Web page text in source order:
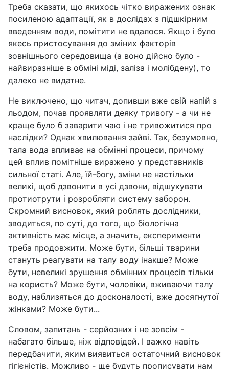
Треба сказати, що якихось чітко виражених ознак
посиленою адаптації, як в дослідах з підшкірним
введенням води, помітити не вдалося. Якщо і було
якесь пристосування до зміних факторів
зовнішнього середовища (а воно дійсно було -
найвиразніше в обміні міді, заліза і молібдену), то
далеко не видатне.
Не виключено, що читач, допивши вже свій напій з
льодом, почав проявляти деяку тривогу - а чи не
краще було б заварити чаю і не тривожитися про
наслідки? Однак хвилювання зайві. Так, безумовно,
тала вода впливає на обмінні процеси, причому
цей вплив помітніше виражено у представників
сильної статі. Але, їй-богу, зміни не настільки
великі, щоб дзвонити в усі дзвони, відшукувати
протиотрути і розробляти систему заборон.
Скромний висновок, який роблять дослідники,
зводиться, по суті, до того, що біологічна
активність має місце, а значить, експерименти
треба продовжити. Може бути, більші тварини
стануть реагувати на талу воду інакше? Може
бути, невеликі зрушення обмінних процесів тільки
на користь? Може бути, чоловіки, вживаючи талу
воду, наблизяться до досконалості, вже досягнутої
жінками? Може бути...
Словом, запитань - серйозних і не зовсім -
набагато більше, ніж відповідей. І важко навіть
передбачити, яким виявиться остаточний висновок
гігієністів. Можливо - ще будуть прописувати нам